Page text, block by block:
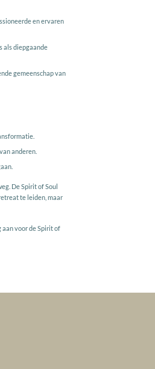
en ervaren
als diepgaande
gemeenschap van
anderen.
De Spirit of Soul
te leiden, maar
aan voor de Spirit of